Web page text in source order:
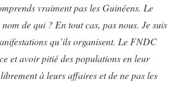
vraiment pas les Guinéens. Le
de qui ? En tout cas, pas nous. Je suis
qu’ils organisent. Le FNDC
et avoir pitié des populations en leur
à leurs affaires et de ne pas les